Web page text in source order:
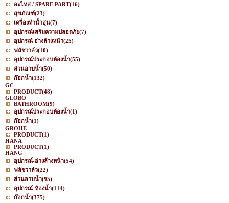
อะไหล่ / SPARE PART(16)
สุขภัณฑ์(23)
เครื่องทำน้ำอุ่น(7)
อุปกรณ์เสริมความปลอดภัย(7)
อุปกรณ์ อ่างล้างหน้า(25)
ฟลัชวาล์ว(10)
อุปกรณ์ประกอบห้องน้ำ(55)
ส่วนอาบน้ำ(50)
ก๊อกน้ำ(132)
GC
PRODUCT(48)
GLOBO
BATHROOM(9)
อุปกรณ์ประกอบห้องน้ำ(1)
ก๊อกน้ำ(1)
GROHE
PRODUCT(1)
HANA
PRODUCT(1)
HANG
อุปกรณ์-อ่างล้างหน้า(54)
ฟลัชวาล์ว(22)
ส่วนอาบน้ำ(95)
อุปกรณ์-ห้องน้ำ(114)
ก๊อกน้ำ(375)